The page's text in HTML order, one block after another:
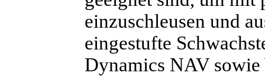
einzuschleusen und
eingestufte
Dynamics NAV